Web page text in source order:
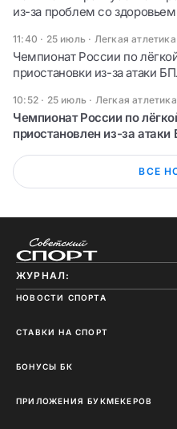
из-за проблем со здоровьем
11:40 · 25 июль · Легкая атлетика
Чемпионат России по
приостановки из-за атаки
10:52 · 25 июль · Легкая атлетика
Чемпионат России по
приостановлен из-за
ВСЕ
ЖУРНАЛ:
НОВОСТИ СПОРТА
СТАВКИ НА СПОРТ
БОНУСЫ БК
ПРИЛОЖЕНИЯ БУКМЕКЕРОВ